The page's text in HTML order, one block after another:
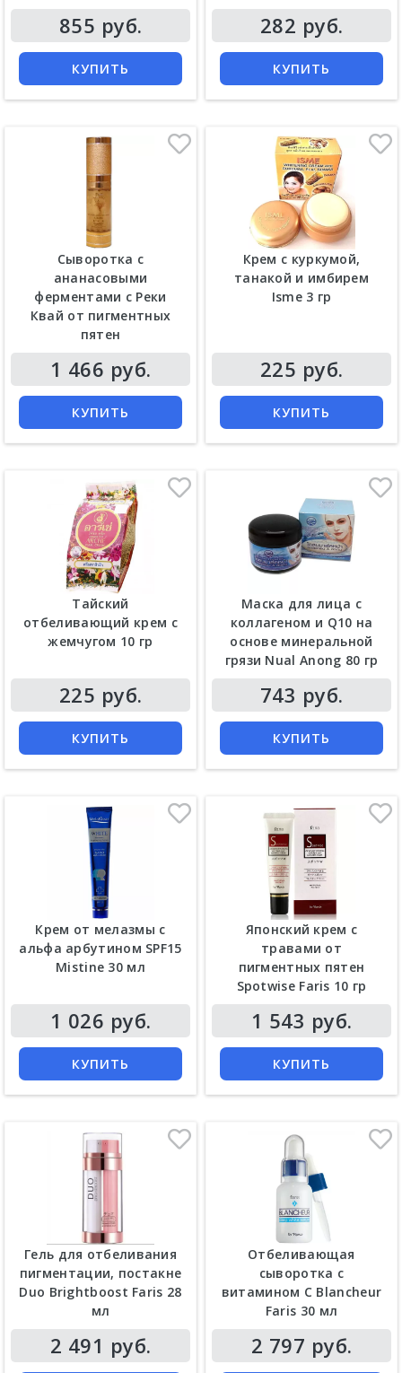
855 руб.
КУПИТЬ
282 руб.
КУПИТЬ
Сыворотка с
ананасовыми
ферментами с Реки
Квай от пигментных
пятен
1 466 руб.
КУПИТЬ
Крем c куркумой,
танакой и имбирем
Isme 3 гр
225 руб.
КУПИТЬ
Тайский
отбеливающий крем с
жемчугом 10 гр
225 руб.
КУПИТЬ
Маска для лица с
коллагеном и Q10 на
основе минеральной
грязи Nual Anong 80 гр
743 руб.
КУПИТЬ
Крем от мелазмы с
альфа арбутином SPF15
Mistine 30 мл
1 026 руб.
КУПИТЬ
Японский крем с
травами от
пигментных пятен
Spotwise Faris 10 гр
1 543 руб.
КУПИТЬ
Гель для отбеливания
пигментации, постакне
Duo Brightboost Faris 28
мл
2 491 руб.
Отбеливающая
сыворотка с
витамином С Blancheur
Faris 30 мл
2 797 руб.